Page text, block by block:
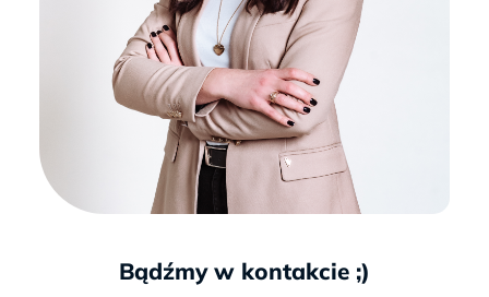
Bądźmy w kontakcie ;)